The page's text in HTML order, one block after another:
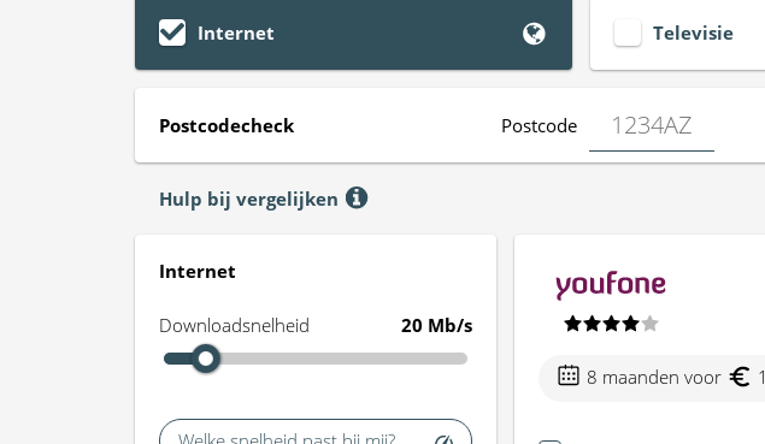
Internet Televisie
Postcodecheck Postcode
Hulp bij vergelijken
Internet
Downloadsnelheid 20 Mb/s
8 maanden voor